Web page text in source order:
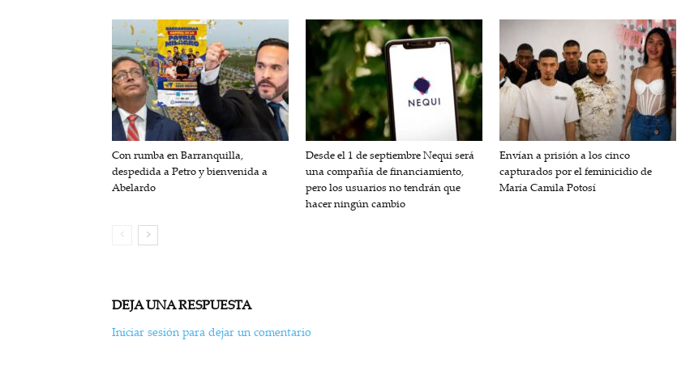
Con rumba en Barranquilla,
despedida a Petro y bienvenida a
Abelardo
Desde el 1 de septiembre Nequi será
una compañía de financiamiento,
pero los usuarios no tendrán que
hacer ningún cambio
Envían a prisión a los cinco
capturados por el feminicidio de
María Camila Potosí
DEJA UNA RESPUESTA
Iniciar sesión para dejar un comentario